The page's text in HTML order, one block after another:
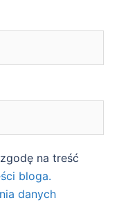
na treść
bloga.
danych